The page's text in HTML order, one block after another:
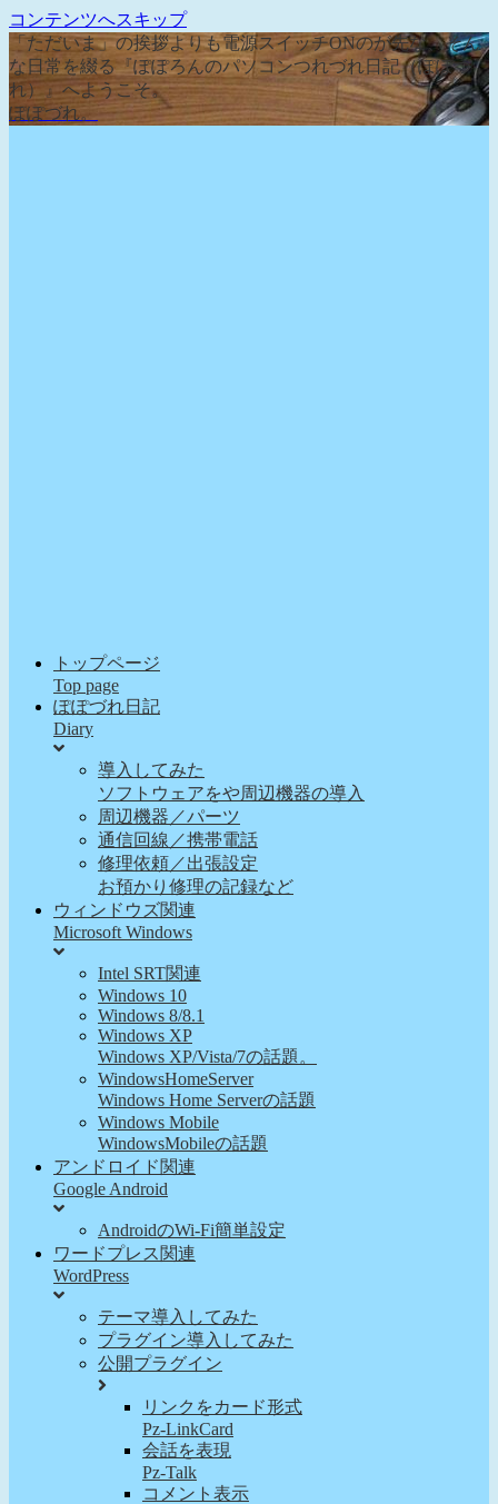
コンテンツへスキップ
「ただいま」の挨拶よりも電源スイッチONのが先な、そん
な日常を綴る『ぽぽろんのパソコンつれづれ日記（ぽぽづ
れ）』へようこそ。
ぽぽづれ。
トップページ
Top page
ぽぽづれ日記
Diary
導入してみた
ソフトウェアをや周辺機器の導入
周辺機器／パーツ
通信回線／携帯電話
修理依頼／出張設定
お預かり修理の記録など
ウィンドウズ関連
Microsoft Windows
Intel SRT関連
Windows 10
Windows 8/8.1
Windows XP
Windows XP/Vista/7の話題。
WindowsHomeServer
Windows Home Serverの話題
Windows Mobile
WindowsMobileの話題
アンドロイド関連
Google Android
AndroidのWi-Fi簡単設定
ワードプレス関連
WordPress
テーマ導入してみた
プラグイン導入してみた
公開プラグイン
リンクをカード形式
Pz-LinkCard
会話を表現
Pz-Talk
コメント表示